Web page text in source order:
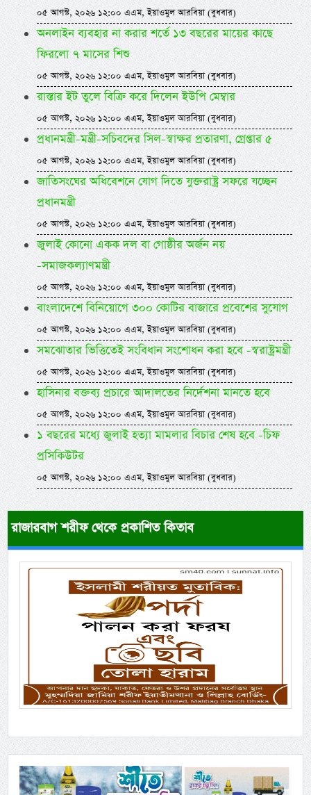
০৫ আগস্ট, ২০২৬ ১২:০০ এএম, ইয়াওমুল আরবিয়া (বুধবার)
অনলাইন ব্যবহার না করার শর্তে ১৩ বছরের মায়ের কাছে
ফিরলো ৭ মাসের শিশু
০৫ আগস্ট, ২০২৬ ১২:০০ এএম, ইয়াওমুল আরবিয়া (বুধবার)
রাস্তার ইট তুলে বিক্রি করে দিলেন ইউপি মেম্বার
০৫ আগস্ট, ২০২৬ ১২:০০ এএম, ইয়াওমুল আরবিয়া (বুধবার)
প্রধানমন্ত্রী-মন্ত্রী-সচিবদের সিল-স্বাক্ষর প্রতারণা, গ্রেপ্তার ৫
০৫ আগস্ট, ২০২৬ ১২:০০ এএম, ইয়াওমুল আরবিয়া (বুধবার)
জাতিসংঘের অধিবেশনে যোগ দিতে যুক্তরাষ্ট্র সফরে যচ্ছেন
প্রধানমন্ত্রী
০৫ আগস্ট, ২০২৬ ১২:০০ এএম, ইয়াওমুল আরবিয়া (বুধবার)
জুলাই কোনো একক দল বা গোষ্ঠীর অর্জন নয়
-সমাজকল্যাণমন্ত্রী
০৫ আগস্ট, ২০২৬ ১২:০০ এএম, ইয়াওমুল আরবিয়া (বুধবার)
বাংলাদেশে বিনিয়োগে ৩০০ কোটির বাজারে প্রবেশের সুযোগ
০৫ আগস্ট, ২০২৬ ১২:০০ এএম, ইয়াওমুল আরবিয়া (বুধবার)
সমঝোতার ভিত্তিতেই সংবিধান সংশোধন করা হবে -স্বরাষ্ট্রমন্ত্রী
০৫ আগস্ট, ২০২৬ ১২:০০ এএম, ইয়াওমুল আরবিয়া (বুধবার)
হাসিনার বক্তব্য প্রচারে আদালতের নির্দেশনা মানতে হবে
০৫ আগস্ট, ২০২৬ ১২:০০ এএম, ইয়াওমুল আরবিয়া (বুধবার)
১ বছরের মধ্যে জুলাই হত্যা মামলার বিচার শেষ হবে -চিফ
প্রসিকিউটর
০৫ আগস্ট, ২০২৬ ১২:০০ এএম, ইয়াওমুল আরবিয়া (বুধবার)
রাজারবাগ শরীফ থেকে প্রকাশিত কিতাব